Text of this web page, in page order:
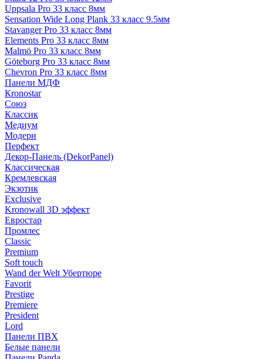
Uppsala Pro 33 класс 8мм
Sensation Wide Long Plank 33 класс 9.5мм
Stavanger Pro 33 класс 8мм
Elements Pro 33 класс 8мм
Malmö Pro 33 класс 8мм
Göteborg Pro 33 класс 8мм
Chevron Pro 33 класс 8мм
Панели МДФ
Кronostar
Союз
Классик
Медиум
Модерн
Перфект
Декор-Панель (DekorPanel)
Классическая
Кремлевская
Экзотик
Exclusive
Kronowall 3D эффект
Евростар
Промлес
Classic
Premium
Soft touch
Wand der Welt Убертюре
Favorit
Prestige
Premiere
President
Lord
Панели ПВХ
Белые панели